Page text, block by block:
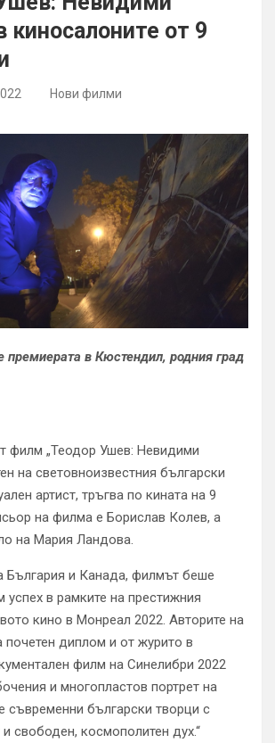
киносалоните от 9
Нови филми
премиерата в Кюстендил, родния град
филм „Теодор Ушев: Невидими
на световноизвестния български
артист, тръгва по кината на 9
на филма е Борислав Колев, а
на Мария Ландова.
България и Канада, филмът беше
успех в рамките на престижния
кино в Монреал 2022. Авторите на
почетен диплом и от журито в
филм на Синелибри 2022
и многопластов портрет на
съвременни български творци с
свободен, космополитен дух.“